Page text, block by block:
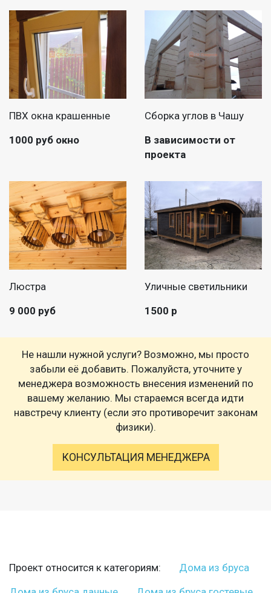
ПВХ окна крашенные
1000 руб окно
Сборка углов в Чашу
В зависимости от
проекта
Люстра
9 000 руб
Уличные светильники
1500 р
Не нашли нужной услуги? Возможно, мы просто
забыли её добавить. Пожалуйста, уточните у
менеджера возможность внесения изменений по
вашему желанию. Мы стараемся всегда идти
навстречу клиенту (если это противоречит законам
физики).
КОНСУЛЬТАЦИЯ МЕНЕДЖЕРА
Проект относится к категориям:
Дома из бруса